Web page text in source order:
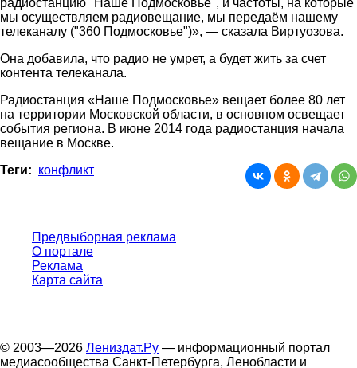
мы осуществляем радиовещание, мы передаём нашему
телеканалу ("360 Подмосковье")», — сказала Виртуозова.
Она добавила, что радио не умрет, а будет жить за счет
контента телеканала.
Радиостанция «Наше Подмосковье» вещает более 80 лет
на территории Московской области, в основном освещает
события региона. В июне 2014 года радиостанция начала
вещание в Москве.
Теги: конфликт
Предвыборная реклама
О портале
Реклама
Карта сайта
© 2003—2026 Лениздат.Ру — информационный портал
медиасообщества Санкт-Петербурга, Ленобласти и